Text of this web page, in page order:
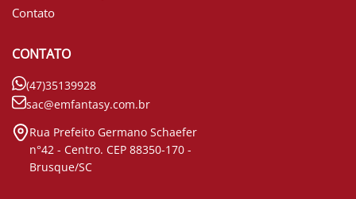
Contato
CONTATO
(47)35139928
sac@emfantasy.com.br
Rua Prefeito Germano Schaefer
n°42 - Centro. CEP 88350-170 -
Brusque/SC